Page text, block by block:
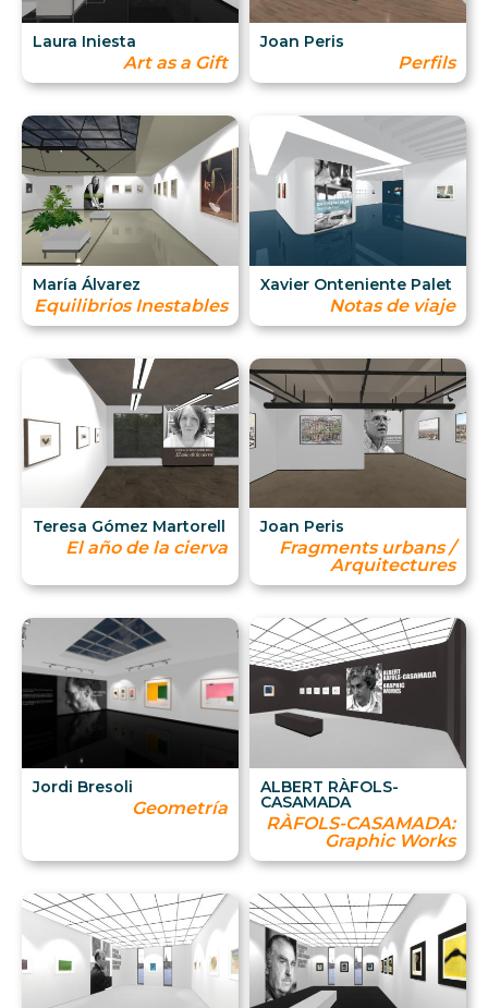
Laura Iniesta
Art as a Gift
Joan Peris
Perfils
María Álvarez
Equilibrios Inestables
Xavier Onteniente Palet
Notas de viaje
Teresa Gómez Martorell
El año de la cierva
Joan Peris
Fragments urbans /
Arquitectures
Jordi Bresoli
Geometría
ALBERT RÀFOLS-
CASAMADA
RÀFOLS-CASAMADA:
Graphic Works